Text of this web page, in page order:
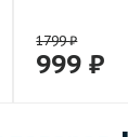
1799₽
999₽